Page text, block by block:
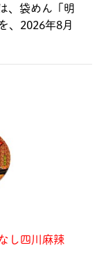
、袋めん「明
、2026年8月
し四川麻辣